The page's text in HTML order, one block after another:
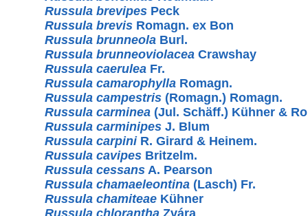
Russula brevipes Peck
Russula brevis Romagn. ex Bon
Russula brunneola Burl.
Russula brunneoviolacea Crawshay
Russula caerulea Fr.
Russula camarophylla Romagn.
Russula campestris (Romagn.) Romagn.
Russula carminea (Jul. Schäff.) Kühner &
Russula carminipes J. Blum
Russula carpiniR. Girard & Heinem.
Russula cavipes Britzelm.
Russula cessans A. Pearson
Russula chamaeleontina (Lasch) Fr.
Russula chamiteae Kühner
Russula chlorantha Zvára